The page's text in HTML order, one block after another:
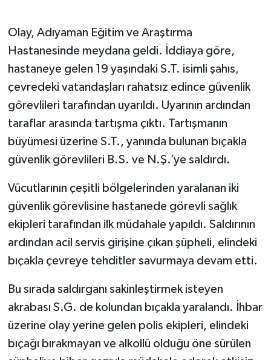
Olay, Adıyaman Eğitim ve Araştırma
Hastanesinde meydana geldi. İddiaya göre,
hastaneye gelen 19 yaşındaki S.T. isimli şahıs,
çevredeki vatandaşları rahatsız edince güvenlik
görevlileri tarafından uyarıldı. Uyarının ardından
taraflar arasında tartışma çıktı. Tartışmanın
büyümesi üzerine S.T., yanında bulunan bıçakla
güvenlik görevlileri B.S. ve N.Ş.’ye saldırdı.
Vücutlarının çeşitli bölgelerinden yaralanan iki
güvenlik görevlisine hastanede görevli sağlık
ekipleri tarafından ilk müdahale yapıldı. Saldırının
ardından acil servis girişine çıkan şüpheli, elindeki
bıçakla çevreye tehditler savurmaya devam etti.
Bu sırada saldırganı sakinleştirmek isteyen
akrabası S.G. de kolundan bıçakla yaralandı. İhbar
üzerine olay yerine gelen polis ekipleri, elindeki
bıçağı bırakmayan ve alkollü olduğu öne sürülen